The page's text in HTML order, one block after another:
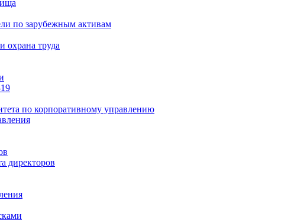
по зарубежным активам
охрана труда
по корпоративному управлению
директоров